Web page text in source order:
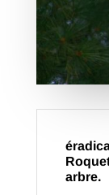
arbre.